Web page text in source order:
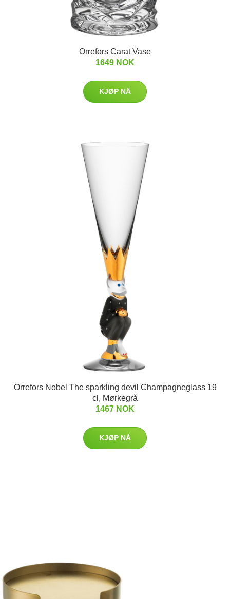
Orrefors Carat Vase
1649 NOK
KJØP NÅ
Orrefors Nobel The sparkling devil Champagneglass 19
cl, Mørkegrå
1467 NOK
KJØP NÅ